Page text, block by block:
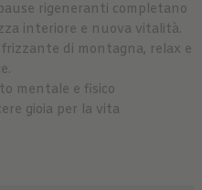
rigeneranti completano
interiore e nuova vitalità.
frizzante di montagna, relax e
mentale e fisico
gioia per la vita